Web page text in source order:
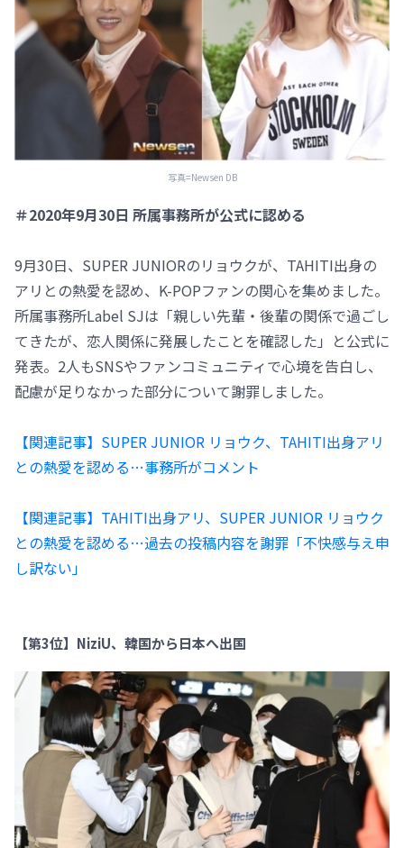
写真=Newsen DB
＃2020年9月30日 所属事務所が公式に認める
9月30日、SUPER JUNIORのリョウクが、TAHITI出身の
アリとの熱愛を認め、K-POPファンの関心を集めました。
所属事務所Label SJは「親しい先輩・後輩の関係で過ごし
てきたが、恋人関係に発展したことを確認した」と公式に
発表。2人もSNSやファンコミュニティで心境を告白し、
配慮が足りなかった部分について謝罪しました。
【関連記事】SUPER JUNIOR リョウク、TAHITI出身アリ
との熱愛を認める…事務所がコメント
【関連記事】TAHITI出身アリ、SUPER JUNIOR リョウク
との熱愛を認める…過去の投稿内容を謝罪「不快感与え申
し訳ない」
【第3位】NiziU、韓国から日本へ出国